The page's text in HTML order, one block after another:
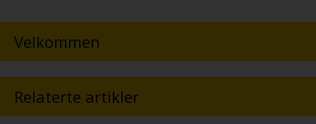
Velkommen
Relaterte artikler